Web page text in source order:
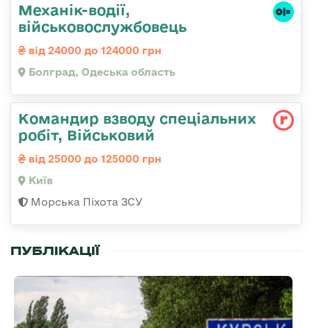
Механік-водії,
військовослужбовець
від 24000 до 124000 грн
Болград, Одеська область
Командир взводу спеціальних
робіт, Військовий
від 25000 до 125000 грн
Київ
Морська Піхота ЗСУ
ПУБЛІКАЦІЇ